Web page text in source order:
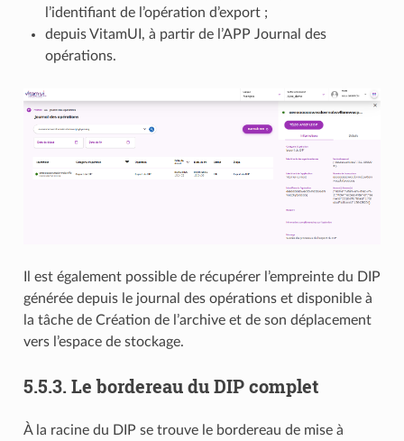
l’identifiant de l’opération d’export ;
depuis VitamUI, à partir de l’APP Journal des
opérations.
Il est également possible de récupérer l’empreinte du DIP
générée depuis le journal des opérations et disponible à
la tâche de Création de l’archive et de son déplacement
vers l’espace de stockage.
5.5.3. Le bordereau du DIP complet
À la racine du DIP se trouve le bordereau de mise à